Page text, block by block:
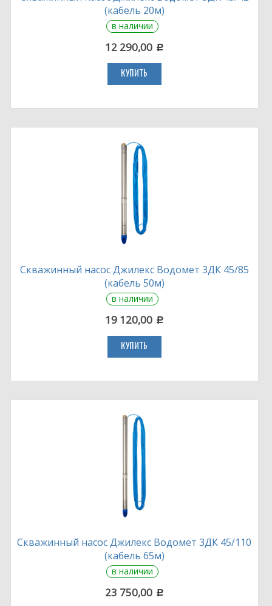
(кабель 20м)
в наличии
12 290,00 c
КУПИТЬ
Скважинный насос Джилекс Водомет 3ДК 45/85
(кабель 50м)
в наличии
19 120,00 c
КУПИТЬ
Скважинный насос Джилекс Водомет 3ДК 45/110
(кабель 65м)
в наличии
23 750,00 c